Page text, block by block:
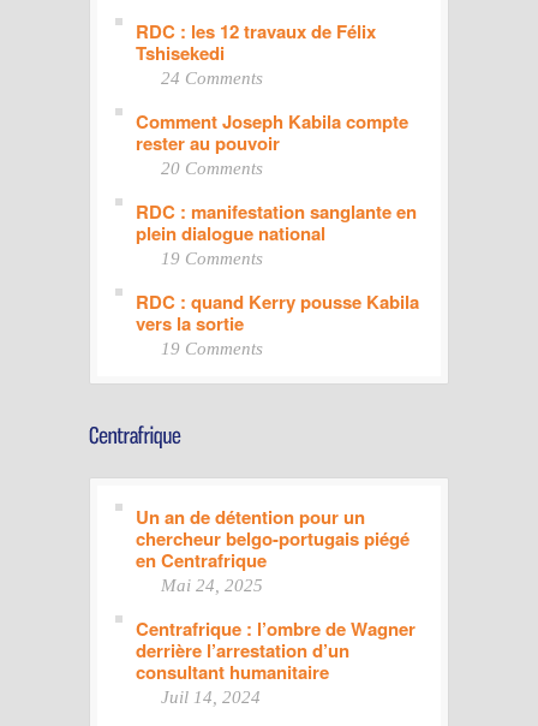
RDC : les 12 travaux de Félix
Tshisekedi
24 Comments
Comment Joseph Kabila compte
rester au pouvoir
20 Comments
RDC : manifestation sanglante en
plein dialogue national
19 Comments
RDC : quand Kerry pousse Kabila
vers la sortie
19 Comments
Un an de détention pour un
chercheur belgo-portugais piégé
en Centrafrique
Mai 24, 2025
Centrafrique : l’ombre de Wagner
derrière l’arrestation d’un
consultant humanitaire
Juil 14, 2024